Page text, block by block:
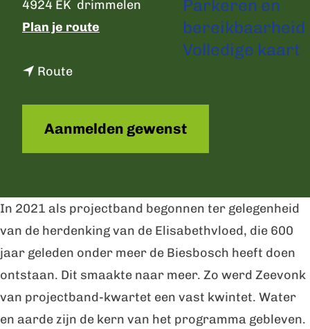
Parkeren en
bereikbaarheid
Volledige kaart
n
a
4924 EK drimmelen
Plan je route
u
k
a
m
e
r
-
Routen
r
i
s
k
a
m
e
Aanmelden gewenst
In 2021 als projectband begonnen ter gelegenheid
van de herdenking van de Elisabethvloed, die 600
jaar geleden onder meer de Biesbosch heeft doen
ontstaan. Dit smaakte naar meer. Zo werd Zeevonk
van projectband-kwartet een vast kwintet. Water
en aarde zijn de kern van het programma gebleven.